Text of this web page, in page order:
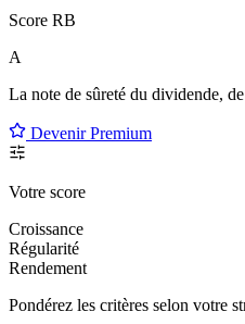
Score RB
A
La note de sûreté du dividende, de
Devenir Premium
Votre score
Croissance
Régularité
Rendement
Pondérez les critères selon votre